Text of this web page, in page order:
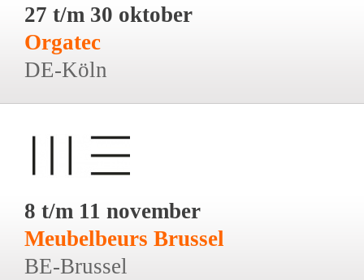
27 t/m 30 oktober
Orgatec
DE-Köln
8 t/m 11 november
Meubelbeurs Brussel
BE-Brussel